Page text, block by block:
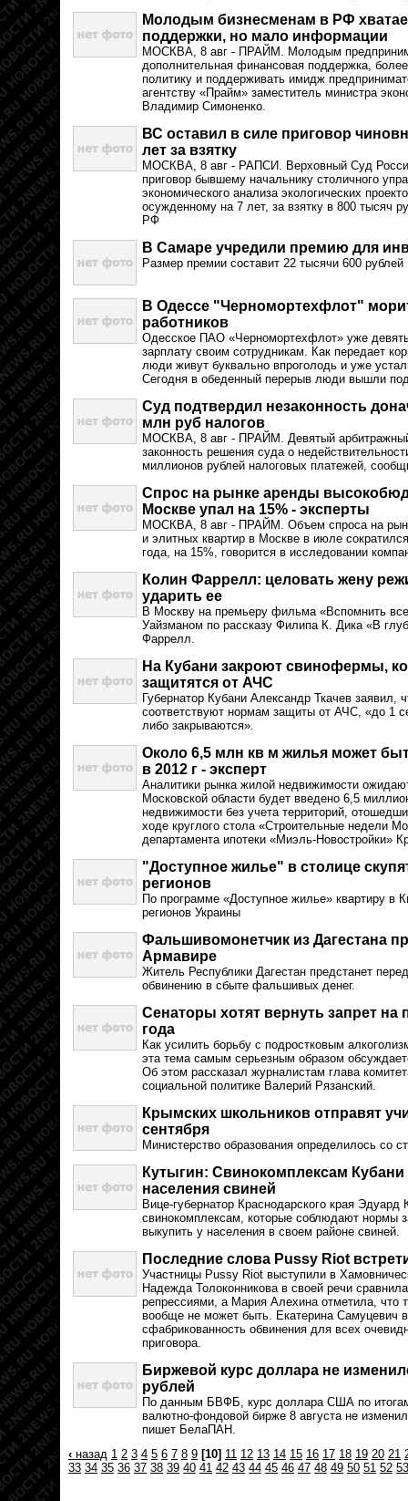
Молодым бизнесменам в РФ
поддержки, но мало информации
МОСКВА, 8 авг - ПРАЙМ. Молодым
дополнительная финансовая поддержка,
политику и поддерживать имидж
агентству «Прайм» заместитель министра
Владимир Симоненко.
ВС оставил в силе приговор
лет за взятку
МОСКВА, 8 авг - РАПСИ. Верховный Cуд
приговор бывшему начальнику столичного
экономического анализа экологических
осужденному на 7 лет, за взятку в 800 тысяч
РФ
В Самаре учредили премию для
Размер премии составит 22 тысячи 600 рублей
В Одессе "Черномортехфлот"
работников
Одесское ПАО «Черномортехфлот» уже
зарплату своим сотрудникам. Как передает
люди живут буквально впроголодь и уже
Сегодня в обеденный перерыв люди вышли
Суд подтвердил незаконность
млн руб налогов
МОСКВА, 8 авг - ПРАЙМ. Девятый
законность решения суда о
миллионов рублей налоговых платежей,
Спрос на рынке аренды
Москве упал на 15% - эксперты
МОСКВА, 8 авг - ПРАЙМ. Объем спроса на
и элитных квартир в Москве в июле
года, на 15%, говорится в исследовании
Колин Фаррелл: целовать жену
ударить ее
В Москву на премьеру фильма «Вспомнить
Уайзманом по рассказу Филипа К. Дика «В
Фаррелл.
На Кубани закроют свинофермы,
защитятся от АЧС
Губернатор Кубани Александр Ткачев заявил,
соответствуют нормам защиты от АЧС, «до 1
либо закрываются».
Около 6,5 млн кв м жилья может
в 2012 г - эксперт
Аналитики рынка жилой недвижимости
Московской области будет введено 6,5
недвижимости без учета территорий,
ходе круглого стола «Строительные недели
департамента ипотеки «Миэль-Новостройки»
"Доступное жилье" в столице
регионов
По программе «Доступное жилье» квартиру в
регионов Украины
Фальшивомонетчик из Дагестана
Армавире
Житель Республики Дагестан предстанет
обвинению в сбыте фальшивых денег.
Сенаторы хотят вернуть запрет на
года
Как усилить борьбу с подростковым
эта тема самым серьезным образом
Об этом рассказал журналистам глава
социальной политике Валерий Рязанский.
Крымских школьников отправят
сентября
Министерство образования определилось со
Кутыгин: Свинокомплексам
населения свиней
Вице-губернатор Краснодарского края Эдуард
свинокомплексам, которые соблюдают нормы
выкупить у населения в своем районе свиней.
Последние слова Pussy Riot
Участницы Pussy Riot выступили в
Надежда Толоконникова в своей речи
репрессиями, а Мария Алехина отметила, что
вообще не может быть. Екатерина Самуцевич
сфабрикованность обвинения для всех
приговора.
Биржевой курс доллара не
рублей
По данным БВФБ, курс доллара США по
валютно-фондовой бирже 8 августа не
пишет БелаПАН.
‹ назад 1 2 3 4 5 6 7 8 9 [10] 11 12 13 14 15 16 17 18 19 20 21
33 34 35 36 37 38 39 40 41 42 43 44 45 46 47 48 49 50 51 52 53